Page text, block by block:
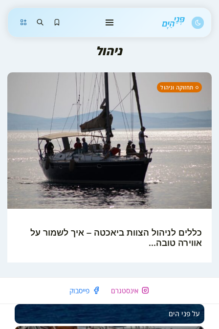
הודעות
* הפעילות תקינה בכל אזורי האתר.
* התחזית פעילה - יש לבחור עיר.
לחוויית משתמש מלאה, יש להתחבר כאן.
שכחתם סיסמה? קבלוקוד לניידוחיזרו לכאן.
ניהול
תחזוקה וניהול
כללים לניהול הצוות ביאכטה – איך לשמור על
אווירה טובה...
אינסטגרם פייסבוק
על פני הים